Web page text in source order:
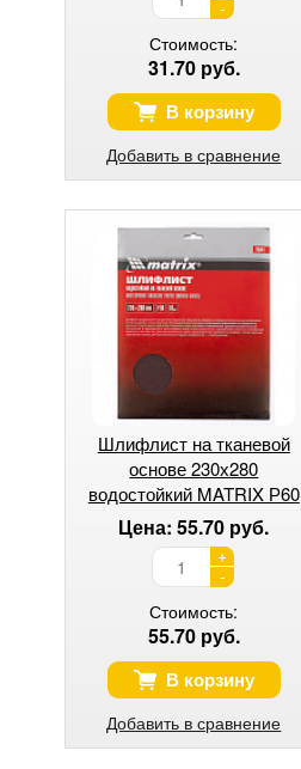
-
Стоимость:
31.70 руб.
В корзину
Добавить в сравнение
Шлифлист на тканевой
основе 230х280
водостойкий MATRIX Р60
Цена: 55.70 руб.
+
-
Стоимость:
55.70 руб.
В корзину
Добавить в сравнение